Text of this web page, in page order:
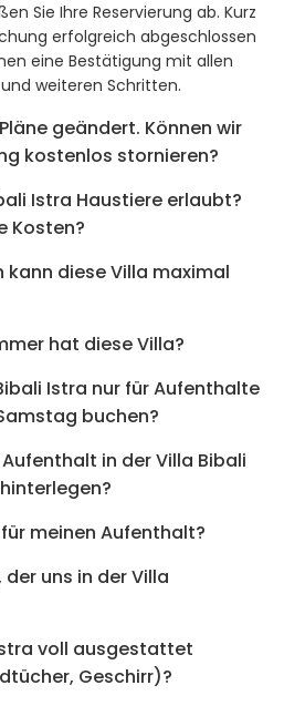
Sie Ihre Reservierung ab. Kurz
erfolgreich abgeschlossen
eine Bestätigung mit allen
weiteren Schritten.
geändert. Können wir
kostenlos stornieren?
Istra Haustiere erlaubt?
Kosten?
kann diese Villa maximal
hat diese Villa?
Istra nur für Aufenthalte
buchen?
in der Villa Bibali
meinen Aufenthalt?
uns in der Villa
voll ausgestattet
Geschirr)?